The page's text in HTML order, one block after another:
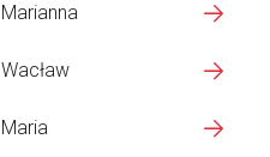
Marianna
Wacław
Maria